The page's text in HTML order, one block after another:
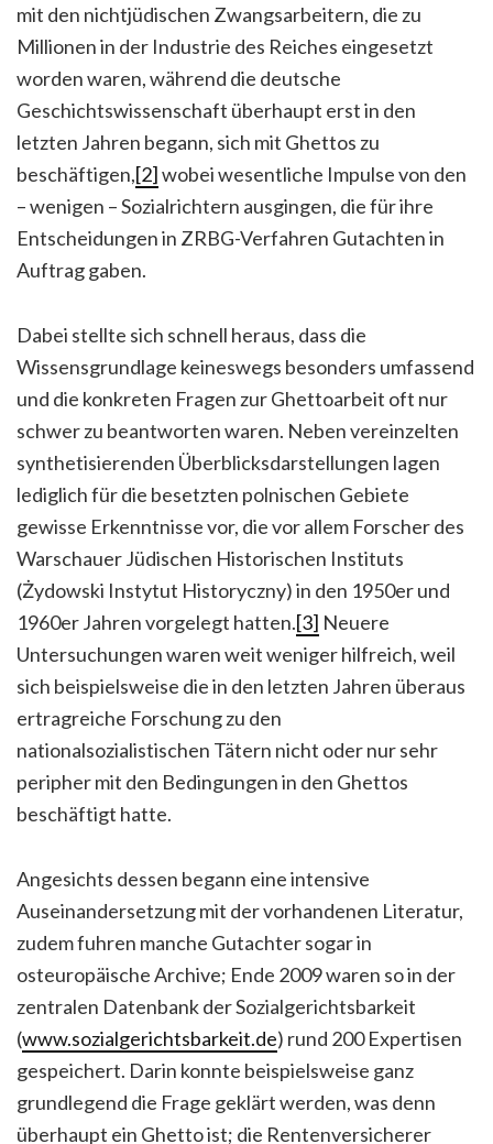
mit den nichtjüdischen Zwangsarbeitern, die zu
Millionen in der Industrie des Reiches eingesetzt
worden waren, während die deutsche
Geschichtswissenschaft überhaupt erst in den
letzten Jahren begann, sich mit Ghettos zu
beschäftigen,[2]wobei wesentliche Impulse von den
– wenigen – Sozialrichtern ausgingen, die für ihre
Entscheidungen in ZRBG-Verfahren Gutachten in
Auftrag gaben.
Dabei stellte sich schnell heraus, dass die
Wissensgrundlage keineswegs besonders umfassend
und die konkreten Fragen zur Ghettoarbeit oft nur
schwer zu beantworten waren. Neben vereinzelten
synthetisierenden Überblicksdarstellungen lagen
lediglich für die besetzten polnischen Gebiete
gewisse Erkenntnisse vor, die vor allem Forscher des
Warschauer Jüdischen Historischen Instituts
(Żydowski Instytut Historyczny) in den 1950er und
1960er Jahren vorgelegt hatten.[3] Neuere
Untersuchungen waren weit weniger hilfreich, weil
sich beispielsweise die in den letzten Jahren überaus
ertragreiche Forschung zu den
nationalsozialistischen Tätern nicht oder nur sehr
peripher mit den Bedingungen in den Ghettos
beschäftigt hatte.
Angesichts dessen begann eine intensive
Auseinandersetzung mit der vorhandenen Literatur,
zudem fuhren manche Gutachter sogar in
osteuropäische Archive; Ende 2009 waren so in der
zentralen Datenbank der Sozialgerichtsbarkeit
(www.sozialgerichtsbarkeit.de) rund 200 Expertisen
gespeichert. Darin konnte beispielsweise ganz
grundlegend die Frage geklärt werden, was denn
überhaupt ein Ghetto ist; die Rentenversicherer